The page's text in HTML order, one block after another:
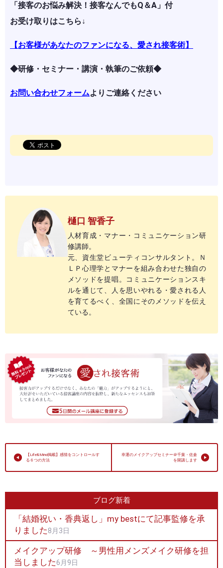
「接客のお悩み解決！接客なんでもQ＆A」付
お受け取りはこちら↓
【お客様があなたのファンになる、愛され接客術】
◆研修・セミナー・講演・執筆のご依頼◆
お問い合わせフォームよりご連絡ください
樋口 智香子
人材育成・マナー・コミュニケーション研
修講師。
元、資生堂ビューティコンサルタント。Ｎ
ＬＰ心理学とマナーを組み合わせた独自の
メソッドを提唱。コミュニケーションスキ
ルを通じて、人を思いやれる・愛される人
を育てるべく、全国にそのメソッドを伝え
ている。
【Life&Mind掲載】感情をコントロールす
る６つの方法
幸運のメイクアップセミナー＠千葉・佐倉
を開講します
ブログ新着
「結婚祝い・香典返し」my bestにて記事監修を承
りました8月3日
メイクアップ研修 ～男性用メンズメイク研修を担
当しました6月9日